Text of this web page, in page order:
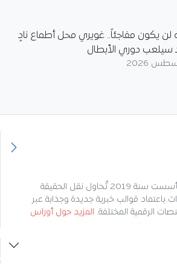
لن يكون مفاجئاً.. غويري محل أطماع نادٍ
سيلعب دوري الأبطال
مؤسسة إخبارية جزائرية تأسست سنة 2019 تُحاول نقل الحقيقة
باعتماد قوالب خبرية جديدة وجذابة عبر
الرقمية المختلفة. المزيد حول أوراس